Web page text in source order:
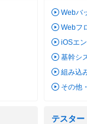
Webバ
Webフ
iOSエ
基幹シ
組み込
その他
テスタ